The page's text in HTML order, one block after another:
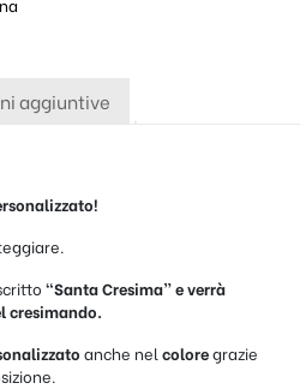
aggiuntive
“Santa Cresima” e verrà
cresimando.
anche nel coloregrazie